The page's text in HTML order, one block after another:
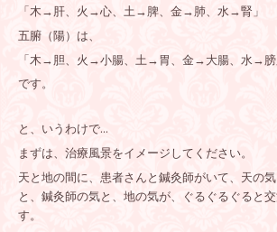
「木→肝、火→心、土→脾、金→肺、水→腎」
五腑（陽）は、
「木→胆、火→小腸、土→胃、金→大腸、水→膀
です。
と、いうわけで…
まずは、治療風景をイメージしてください。
天と地の間に、患者さんと鍼灸師がいて、天の
と、鍼灸師の気と、地の気が、ぐるぐるぐると
す。